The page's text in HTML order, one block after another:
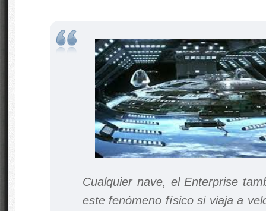
Cualquier nave, el Enterprise
este fenómeno físico si viaja a